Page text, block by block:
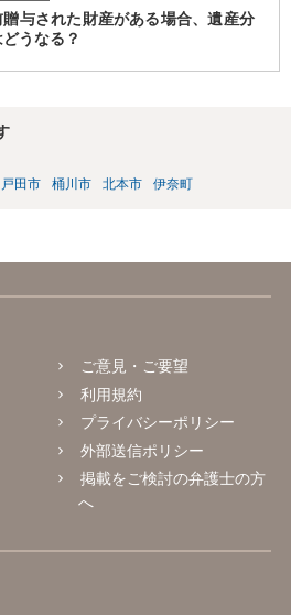
贈与された財産がある場合、遺産分
うなる？
戸田市 桶川市 北本市 伊奈町
ご意見・ご要望
利用規約
プライバシーポリシー
外部送信ポリシー
掲載をご検討の弁護士の方
へ